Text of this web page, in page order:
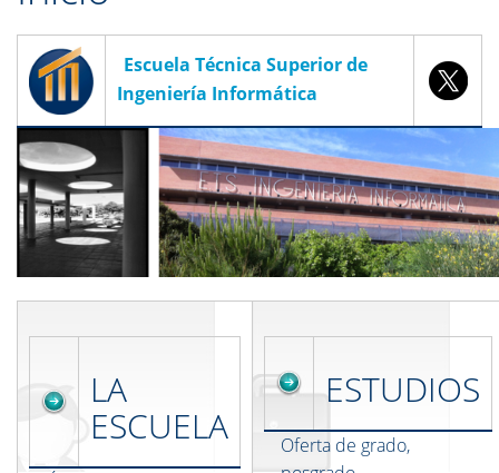
Escuela Técnica Superior de
Ingeniería Informática
LA
ESCUELA
ESTUDIOS
Oferta de grado,